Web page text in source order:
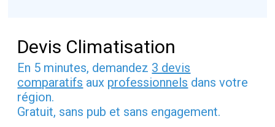
Devis Climatisation
En 5 minutes, demandez 3 devis
comparatifs aux professionnels dans votre
région.
Gratuit, sans pub et sans engagement.